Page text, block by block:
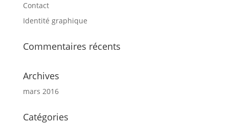
Contact
Identité graphique
Commentaires récents
Archives
mars 2016
Catégories